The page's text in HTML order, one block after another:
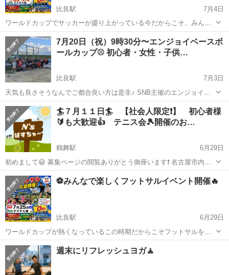
比良駅
7月4日
ワールドカップでサッカーが盛り上がっている今だからこそ、みんな
でフットサルを楽しみたい！という想いで開催します🔥 📅 日時 7月25
日（土）19:00〜21:00 初心者の方も経験者の方も大歓迎！ 男性・女性
問わず、みん...
愛知 名古屋市 比良駅 スポーツ
7月20日（祝）9時30分〜エンジョイベースボ
ールカップ⚾ 初心者・女性・子供…
比良駅
7月3日
天気も良さそうなんでご都合良い方は是非♪ SNB主催のエンジョイ野
球大会となります。 とにかく緩い大会で未経験者大歓迎なんで声掛け
のうえ、是非参加お願いいたします m(_ _)m 【第２回エンジョイベー
スボールカップ⚾】...
愛知 名古屋市 比良駅 スポーツ 大会
🏄７月１１日🏄 【社会人限定❗️】 初心者様
🔰も大歓迎👍️ テニス会🎾開催のお…
鶴舞駅
6月29日
初めまして😃 募集ページの閲覧ありがとう御座います❗️ 名古屋市内で
社会人テニスサークルとして活動してます、【N'sぱすちゃ〜】と申し
ます🎾 どなたでも思いっきりテニスが楽しめる環境作りを届けたいと
思い、ゆるくそして細々...
愛知 名古屋市 鶴舞駅 スポーツ 社会人
⚽みんなで楽しくフットサルイベント開催🔥
比良駅
6月29日
ワールドカップが熱くなっているこの時期だからこそフットサルをや
りたいと想い開催いたしました！！ 参加人数は10人〜20人程で男性の
方も女性の方もいるので気軽にご参加ください！ みんなで楽しく汗を
流して、最高の思い出を作ろう！...
愛知 名古屋市 比良駅 思い出
週末にリフレッシュヨガ🧘